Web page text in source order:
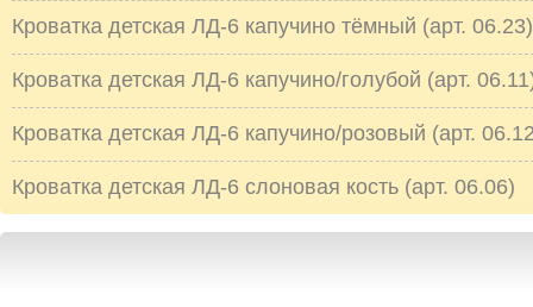
Кроватка детская ЛД-6 капучино тёмный (арт. 06.23)
Кроватка детская ЛД-6 капучино/голубой (арт.
Кроватка детская ЛД-6 капучино/розовый (арт.
Кроватка детская ЛД-6 слоновая кость (арт. 06.06)